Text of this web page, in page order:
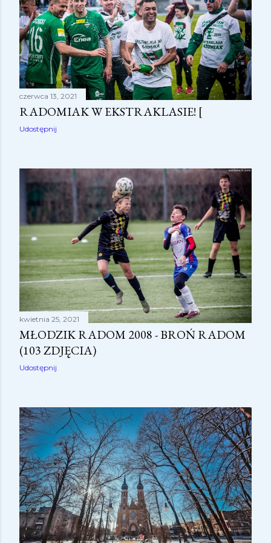
y
czerwca 13, 2021
RADOMIAK W EKSTRAKLASIE! [
Udostępnij
kwietnia 25, 2021
MŁODZIK RADOM 2008 - BROŃ RADOM
(103 ZDJĘCIA)
Udostępnij